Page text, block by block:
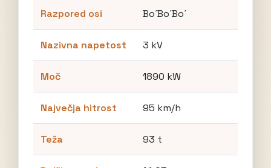
Razpored osi Bo´Bo´Bo´
Nazivna napetost 3 kV
Moč 1890 kW
Največja hitrost 95 km/h
Teža 93 t